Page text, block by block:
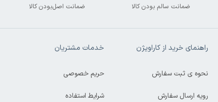
ضمانت سالم بودن کالا ضمانت اصل‌بودن کالا
راهنمای خرید از کاراویژن
نحوه ی ثبت سفارش
رویه ارسال سفارش
خدمات مشتریان
حریم خصوصی
شرایط استفاده